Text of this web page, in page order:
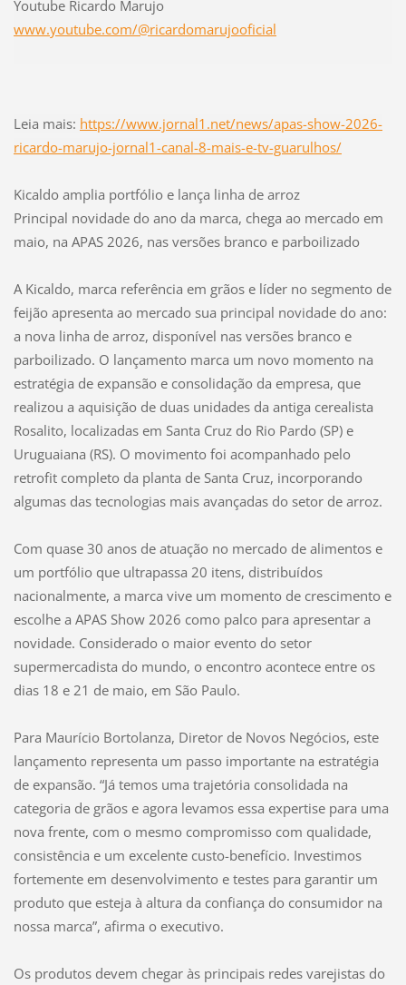
Youtube Ricardo Marujo
www.youtube.com/@ricardomarujooficial
Leia mais: https://www.jornal1.net/news/apas-show-2026-
ricardo-marujo-jornal1-canal-8-mais-e-tv-guarulhos/
Kicaldo amplia portfólio e lança linha de arroz
Principal novidade do ano da marca, chega ao mercado em
maio, na APAS 2026, nas versões branco e parboilizado
A Kicaldo, marca referência em grãos e líder no segmento de
feijão apresenta ao mercado sua principal novidade do ano:
a nova linha de arroz, disponível nas versões branco e
parboilizado. O lançamento marca um novo momento na
estratégia de expansão e consolidação da empresa, que
realizou a aquisição de duas unidades da antiga cerealista
Rosalito, localizadas em Santa Cruz do Rio Pardo (SP) e
Uruguaiana (RS). O movimento foi acompanhado pelo
retrofit completo da planta de Santa Cruz, incorporando
algumas das tecnologias mais avançadas do setor de arroz.
Com quase 30 anos de atuação no mercado de alimentos e
um portfólio que ultrapassa 20 itens, distribuídos
nacionalmente, a marca vive um momento de crescimento e
escolhe a APAS Show 2026 como palco para apresentar a
novidade. Considerado o maior evento do setor
supermercadista do mundo, o encontro acontece entre os
dias 18 e 21 de maio, em São Paulo.
Para Maurício Bortolanza, Diretor de Novos Negócios, este
lançamento representa um passo importante na estratégia
de expansão. “Já temos uma trajetória consolidada na
categoria de grãos e agora levamos essa expertise para uma
nova frente, com o mesmo compromisso com qualidade,
consistência e um excelente custo-benefício. Investimos
fortemente em desenvolvimento e testes para garantir um
produto que esteja à altura da confiança do consumidor na
nossa marca”, afirma o executivo.
Os produtos devem chegar às principais redes varejistas do